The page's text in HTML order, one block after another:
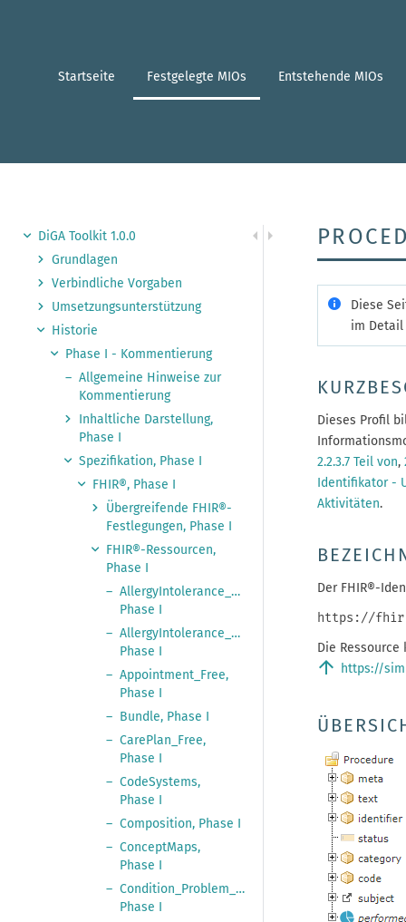
assistive.skiplink.to.breadcrumbs
Startseite Festgelegte MIOs Entstehende MIOs
DiGA Toolkit 1.0.0
Grundlagen
Verbindliche Vorgaben
Umsetzungsunterstützung
Historie
Phase I - Kommentierung
Allgemeine Hinweise zur
Kommentierung
Inhaltliche Darstellung,
Phase I
Spezifikation, Phase I
FHIR®, Phase I
Übergreifende FHIR®-
Festlegungen, Phase I
FHIR®-Ressourcen,
Phase I
AllergyIntolerance_Free,
Phase I
AllergyIntolerance_Resolution,
Phase I
Appointment_Free,
Phase I
Bundle, Phase I
CarePlan_Free,
Phase I
CodeSystems,
Phase I
Composition, Phase I
ConceptMaps,
Phase I
Condition_Problem_Free,
Phase I
Diese
im Detail
Dieses Profil
2.2.3.7 Teil von,
Identifikator -
Aktivitäten.
Der FHIR®-
https://
Die
arrow_upward https://